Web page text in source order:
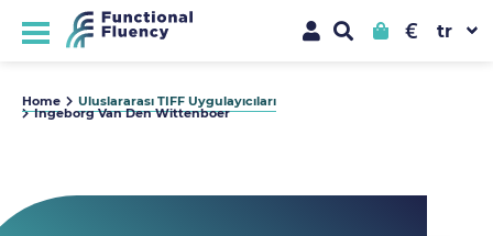
€
Home Uluslararası TIFF Uygulayıcıları
Ingeborg Van Den Wittenboer